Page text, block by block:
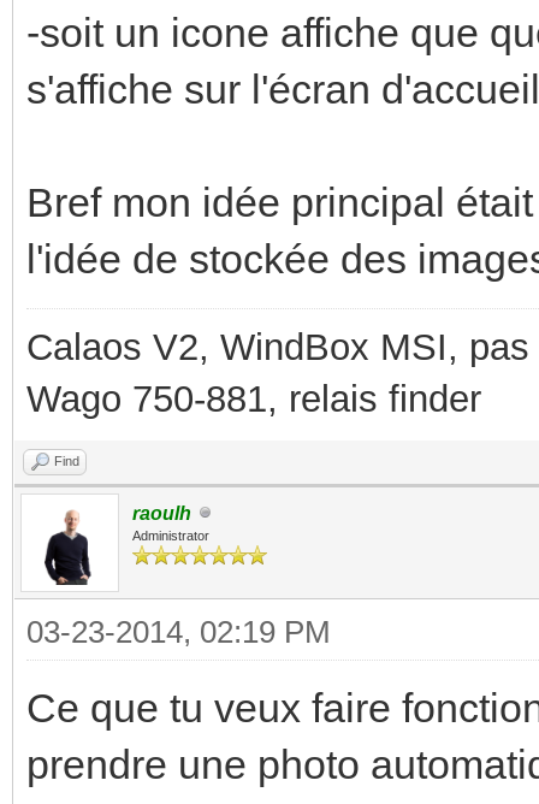
-soit un icone affiche que
s'affiche sur l'écran d'accueil
Bref mon idée principal
l'idée de stockée des
Calaos V2, WindBox MSI,
Wago 750-881, relais finder
Find
raoulh
Administrator
03-23-2014, 02:19 PM
Ce que tu veux faire
prendre une photo